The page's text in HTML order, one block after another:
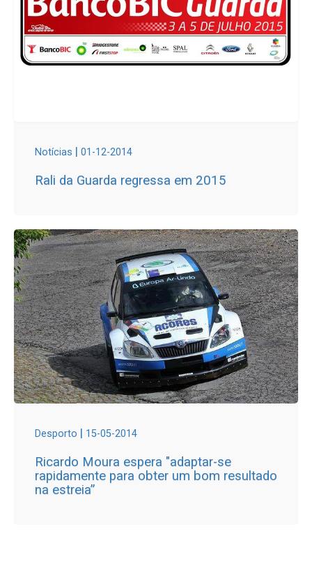
Notícias | 01-12-2014
Rali da Guarda regressa em 2015
Desporto | 15-05-2014
Ricardo Moura espera "adaptar-se
rapidamente para obter um bom resultado
na estreia”